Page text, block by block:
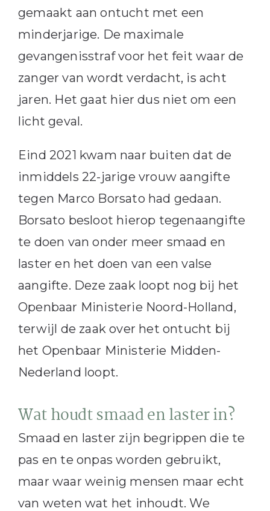
gemaakt aan ontucht met een
minderjarige. De maximale
gevangenisstraf voor het feit waar de
zanger van wordt verdacht, is acht
jaren. Het gaat hier dus niet om een
licht geval.
Eind 2021 kwam naar buiten dat de
inmiddels 22-jarige vrouw aangifte
tegen Marco Borsato had gedaan.
Borsato besloot hierop tegenaangifte
te doen van onder meer smaad en
laster en het doen van een valse
aangifte. Deze zaak loopt nog bij het
Openbaar Ministerie Noord-Holland,
terwijl de zaak over het ontucht bij
het Openbaar Ministerie Midden-
Nederland loopt.
Wat houdt smaad en laster in?
Smaad en laster zijn begrippen die te
pas en te onpas worden gebruikt,
maar waar weinig mensen maar echt
van weten wat het inhoudt. We